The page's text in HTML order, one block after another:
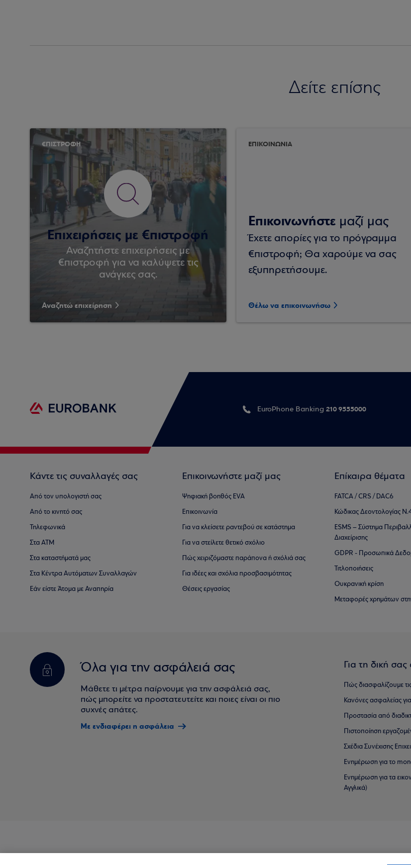
Δείτε επίσης
€ΠΙΣΤΡΟΦΗ
Επιχειρήσεις με €πιστροφή
Αναζητήστε επιχειρήσεις με
€πιστροφή για να καλύψετε τις
ανάγκες σας.
Αναζητώ επιχείρηση
ΕΠΙΚΟΙΝΩΝΙΑ
Επικοινωνήστε μαζί μας
Έχετε απορίες για το πρόγραμμα
€πιστροφή; Θα χαρούμε να σας
εξυπηρετήσουμε.
Θέλω να επικοινωνήσω
EuroPhone Banking 210 9555000
Κάντε τις συναλλαγές σας
Από τον υπολογιστή σας
Από το κινητό σας
Τηλεφωνικά
Στα ΑΤΜ
Στα καταστήματά μας
Στα Κέντρα Αυτόματων Συναλλαγών
Εάν είστε Άτομα με Αναπηρία
Επικοινωνήστε μαζί μας
Ψηφιακή βοηθός EVA
Επικοινωνία
Για να κλείσετε ραντεβού σε κατάστημα
Για να στείλετε θετικό σχόλιο
Πώς χειριζόμαστε παράπονα ή σχόλιά σας
Για ιδέες και σχόλια προσβασιμότητας
Θέσεις εργασίας
Επίκαιρα θέματα
FATCA / CRS / DAC6
Κώδικας Δεοντολογίας
ESMS – Σύστημα
Διαχείρισης
GDPR - Προσωπικά
Τιτλοποιήσεις
Ουκρανική κρίση
Μεταφορές χρημάτων
Όλα για την ασφάλειά σας
Μάθετε τι μέτρα παίρνουμε για την ασφάλειά σας,
πώς μπορείτε να προστατευτείτε και ποιες είναι οι πιο
συχνές απάτες.
Με ενδιαφέρει η ασφάλεια
Για τη δική
Πώς διασφαλίζουμε
Κανόνες ασφαλείας
Προστασία από
Πιστοποίηση
Σχέδια Συνέχισης
Ενημέρωση για το
Ενημέρωση για τα
Αγγλικά)